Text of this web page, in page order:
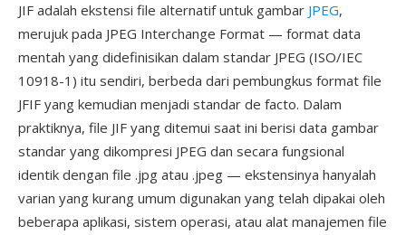
JIF adalah ekstensi file alternatif untuk gambar JPEG,
merujuk pada JPEG Interchange Format — format data
mentah yang didefinisikan dalam standar JPEG (ISO/IEC
10918-1) itu sendiri, berbeda dari pembungkus format file
JFIF yang kemudian menjadi standar de facto. Dalam
praktiknya, file JIF yang ditemui saat ini berisi data gambar
standar yang dikompresi JPEG dan secara fungsional
identik dengan file .jpg atau .jpeg — ekstensinya hanyalah
varian yang kurang umum digunakan yang telah dipakai oleh
beberapa aplikasi, sistem operasi, atau alat manajemen file